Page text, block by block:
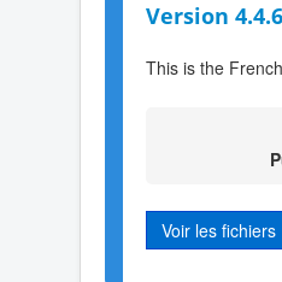
Version
This is the
Voir les fichiers